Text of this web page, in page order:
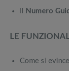
Numero
LE
Come si